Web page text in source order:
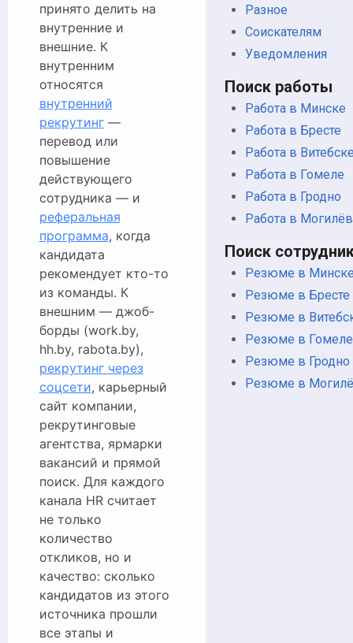
принято делить на
внутренние и
внешние. К
внутренним
относятся
внутренний
рекрутинг—
перевод или
повышение
действующего
сотрудника — и
реферальная
программа, когда
кандидата
рекомендует кто-то
из команды. К
внешним — джоб-
борды (work.by,
hh.by, rabota.by),
рекрутинг через
соцсети, карьерный
сайт компании,
рекрутинговые
агентства, ярмарки
вакансий и прямой
поиск. Для каждого
канала HR считает
не только
количество
откликов, но и
качество: сколько
кандидатов из этого
источника прошли
все этапы и
Разное
Соискателям
Уведомления
Поиск работы
Работа в Минске
Работа в Бресте
Работа в
Работа в Гомеле
Работа в Гродно
Работа в
Поиск
Резюме в
Резюме в Бресте
Резюме в
Резюме в Гомеле
Резюме в Гродно
Резюме в